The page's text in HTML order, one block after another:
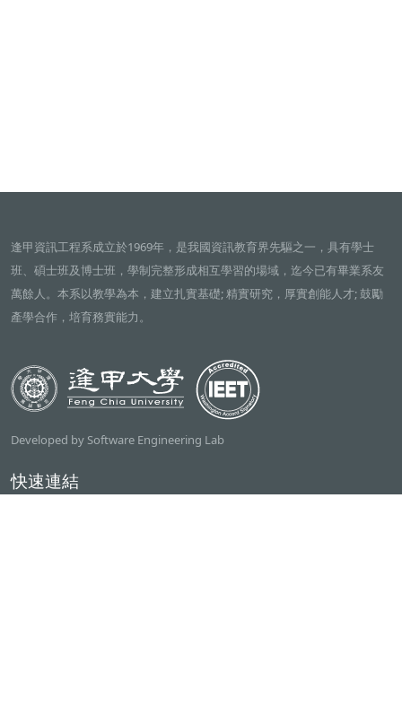
逢甲資訊工程系成立於1969年，是我國資訊教育界先驅之一，具有學士
班、碩士班及博士班，學制完整形成相互學習的場域，迄今已有畢業系友
萬餘人。本系以教學為本，建立扎實基礎; 精實研究，厚實創能人才; 鼓勵
產學合作，培育務實能力。
Developed by Software Engineering Lab
快速連結